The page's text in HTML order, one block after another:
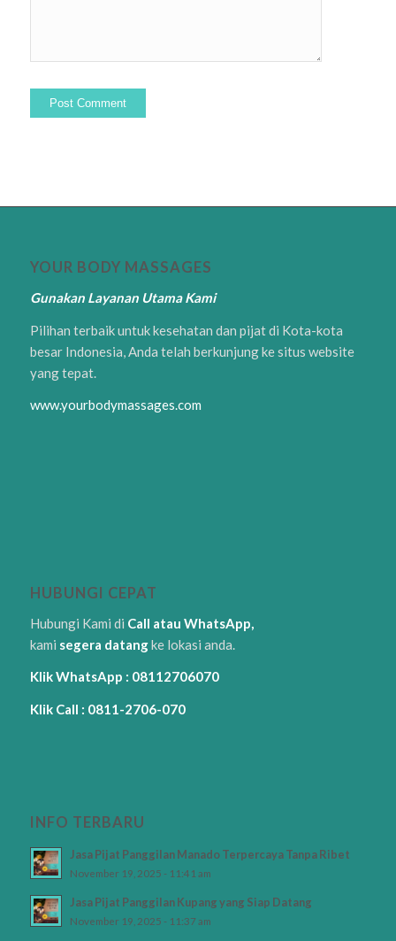
YOUR BODY MASSAGES
Gunakan Layanan Utama Kami
Pilihan terbaik untuk kesehatan dan pijat di Kota-kota
besar Indonesia, Anda telah berkunjung ke situs website
yang tepat.
www.yourbodymassages.com
HUBUNGI CEPAT
Hubungi Kami di Call atau WhatsApp,
kami segera datangke lokasi anda.
Klik WhatsApp : 08112706070
Klik Call : 0811-2706-070
INFO TERBARU
Jasa Pijat Panggilan Manado Terpercaya Tanpa Ribet
November 19, 2025 - 11:41 am
Jasa Pijat Panggilan Kupang yang Siap Datang
November 19, 2025 - 11:37 am